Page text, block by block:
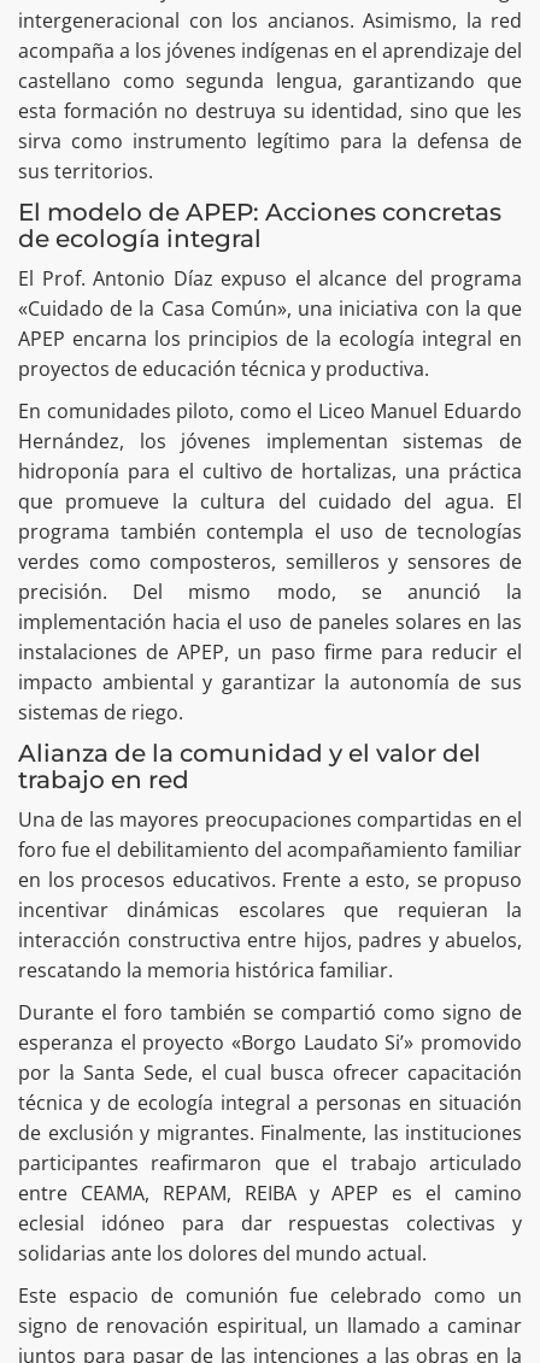
intergeneracional con los ancianos. Asimismo, la red
acompaña a los jóvenes indígenas en el aprendizaje del
castellano como segunda lengua, garantizando que
esta formación no destruya su identidad, sino que les
sirva como instrumento legítimo para la defensa de
sus territorios.
El modelo de APEP: Acciones concretas
de ecología integral
El Prof. Antonio Díaz expuso el alcance del programa
«Cuidado de la Casa Común», una iniciativa con la que
APEP encarna los principios de la ecología integral en
proyectos de educación técnica y productiva.
En comunidades piloto, como el Liceo Manuel Eduardo
Hernández, los jóvenes implementan sistemas de
hidroponía para el cultivo de hortalizas, una práctica
que promueve la cultura del cuidado del agua. El
programa también contempla el uso de tecnologías
verdes como composteros, semilleros y sensores de
precisión. Del mismo modo, se anunció la
implementación hacia el uso de paneles solares en las
instalaciones de APEP, un paso firme para reducir el
impacto ambiental y garantizar la autonomía de sus
sistemas de riego.
Alianza de la comunidad y el valor del
trabajo en red
Una de las mayores preocupaciones compartidas en el
foro fue el debilitamiento del acompañamiento familiar
en los procesos educativos. Frente a esto, se propuso
incentivar dinámicas escolares que requieran la
interacción constructiva entre hijos, padres y abuelos,
rescatando la memoria histórica familiar.
Durante el foro también se compartió como signo de
esperanza el proyecto «Borgo Laudato Si’» promovido
por la Santa Sede, el cual busca ofrecer capacitación
técnica y de ecología integral a personas en situación
de exclusión y migrantes. Finalmente, las instituciones
participantes reafirmaron que el trabajo articulado
entre CEAMA, REPAM, REIBA y APEP es el camino
eclesial idóneo para dar respuestas colectivas y
solidarias ante los dolores del mundo actual.
Este espacio de comunión fue celebrado como un
signo de renovación espiritual, un llamado a caminar
juntos para pasar de las intenciones a las obras en la